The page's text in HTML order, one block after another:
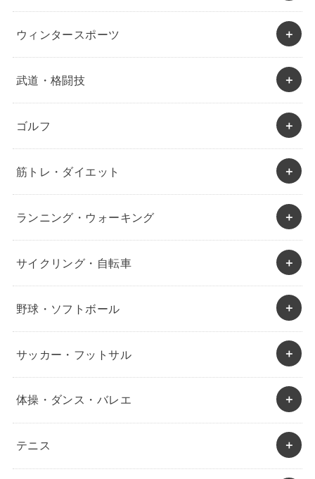
ウィンタースポーツ
武道・格闘技
ゴルフ
筋トレ・ダイエット
ランニング・ウォーキング
サイクリング・自転車
野球・ソフトボール
サッカー・フットサル
体操・ダンス・バレエ
テニス